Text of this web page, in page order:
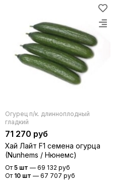
Огурец п/к. длинноплодный
гладкий
71 270 руб
Хай Лайт F1 семена огурца
(Nunhems / Нюнемс)
От 5 шт — 69 132 руб
От 10 шт — 67 707 руб